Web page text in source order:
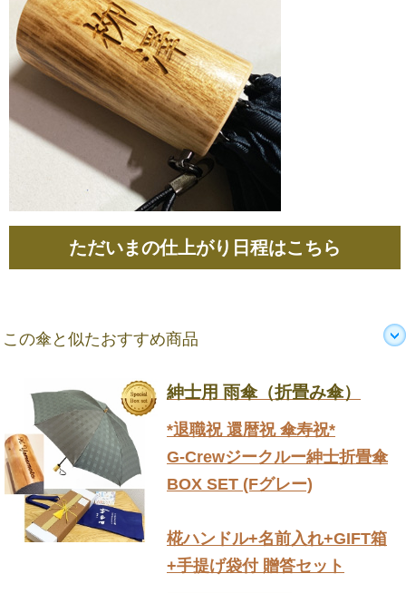
ただいまの仕上がり日程はこちら
この傘と似たおすすめ商品
紳士用 雨傘（折畳み傘）
*退職祝 還暦祝 傘寿祝*
G-Crewジークルー紳士折畳傘
BOX SET (Fグレー)
椛ハンドル+名前入れ+GIFT箱
+手提げ袋付 贈答セット